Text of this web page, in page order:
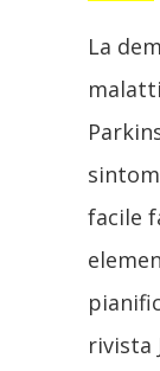
La
facile
rivista